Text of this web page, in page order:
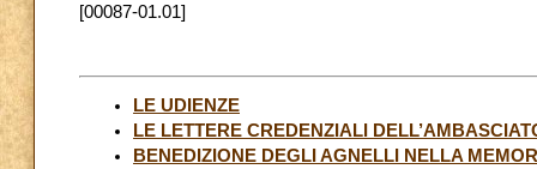
[00087-01.01]
LE UDIENZE
LE LETTERE CREDENZIALI
BENEDIZIONE DEGLI AGNELLI NELLA